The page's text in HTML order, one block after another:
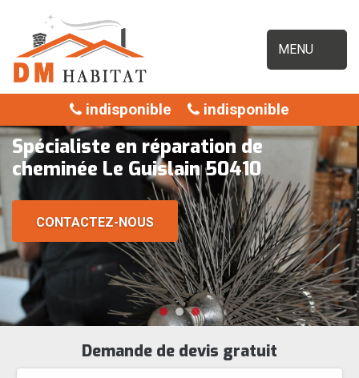
MENU
indisponible indisponible
Spécialiste en réparation de
cheminée Le Guislain 50410
CONTACTEZ-NOUS
Demande de devis gratuit